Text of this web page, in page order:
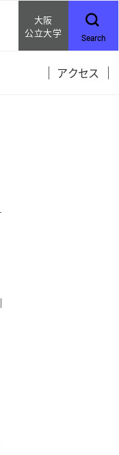
大阪
公立大学
Search
アクセス